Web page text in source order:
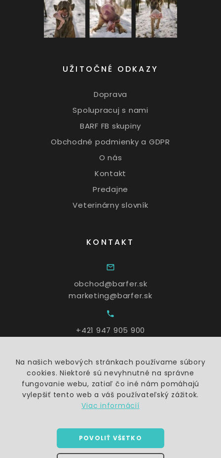
UŽITOČNÉ ODKAZY
Doprava
Spolupracuj s nami
BARF FB skupiny
Obchodné podmienky a GDPR
O nás
Kontakt
Predajne
Veterinárny slovník
KONTAKT
obchod@barfer.sk
marketing@barfer.sk
+421 947 905 900
Po - Pia: 9:00 – 17:00
Na našich webových stránkach používame súbory
cookies. Niektoré sú nevyhnutné na správne
fungovanie webu, zatiaľ čo iné nám pomáhajú
vylepšiť tento web a váš používateľský zážitok.
Viac informácií
POVOLIŤ VŠETKO